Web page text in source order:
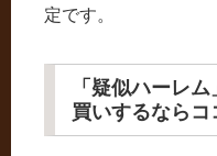
定です。
「疑似ハーレ
買いするならコ